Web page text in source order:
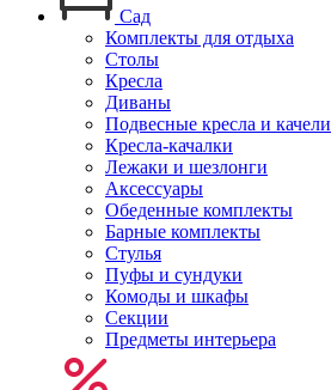
Сад
Комплекты для отдыха
Столы
Кресла
Диваны
Подвесные кресла и качели
Кресла-качалки
Лежаки и шезлонги
Аксессуары
Обеденные комплекты
Барные комплекты
Стулья
Пуфы и сундуки
Комоды и шкафы
Секции
Предметы интерьера